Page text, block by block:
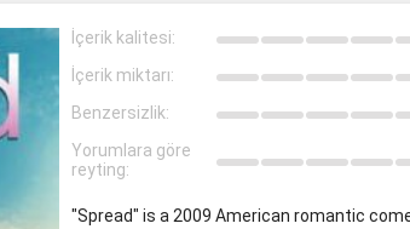
İçerik kalitesi:
İçerik miktarı:
Benzersizlik:
Yorumlara göre
reyting:
"Spread" is a 2009 American romantic